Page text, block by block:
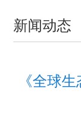
新闻动态
《全球